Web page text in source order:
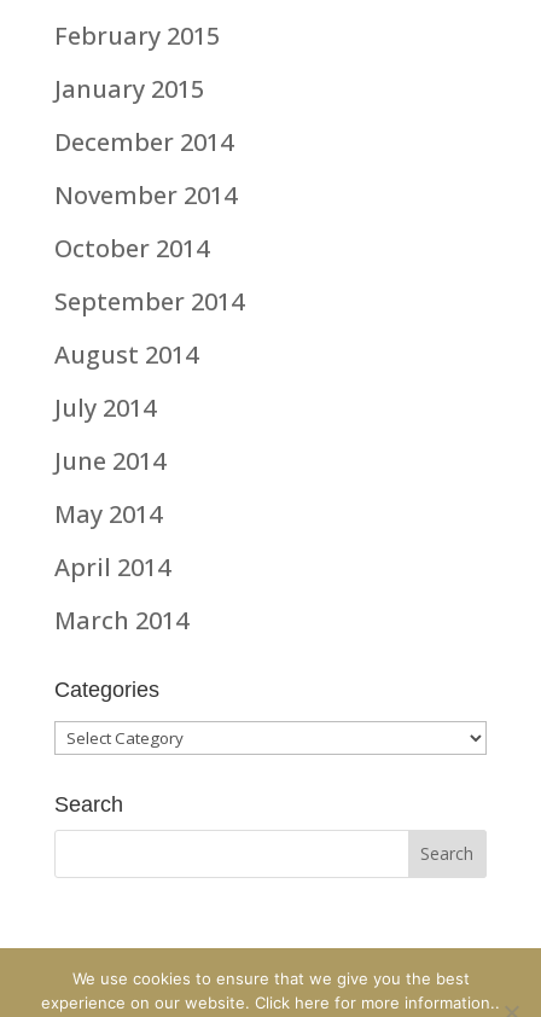
February 2015
January 2015
December 2014
November 2014
October 2014
September 2014
August 2014
July 2014
June 2014
May 2014
April 2014
March 2014
Categories
Categories
Search
We use cookies to ensure that we give you the best
experience on our website. Click here for more information..